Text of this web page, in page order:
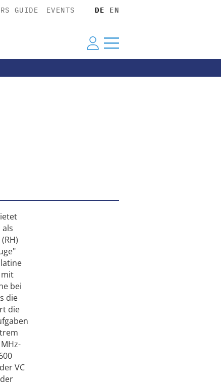
GUIDE EVENTS DE EN
mit
bei
die
die
VC